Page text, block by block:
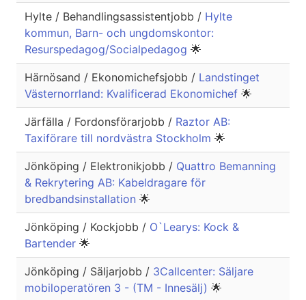
Hylte / Behandlingsassistentjobb / Hylte
kommun, Barn- och ungdomskontor:
Resurspedagog/Socialpedagog 🌟
Härnösand / Ekonomichefsjobb / Landstinget
Västernorrland: Kvalificerad Ekonomichef 🌟
Järfälla / Fordonsförarjobb / Raztor AB:
Taxiförare till nordvästra Stockholm 🌟
Jönköping / Elektronikjobb / Quattro Bemanning
& Rekrytering AB: Kabeldragare för
bredbandsinstallation 🌟
Jönköping / Kockjobb / O`Learys: Kock &
Bartender 🌟
Jönköping / Säljarjobb / 3Callcenter: Säljare
mobiloperatören 3 - (TM - Innesälj) 🌟